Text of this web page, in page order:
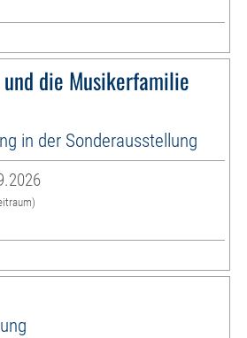
und die Musikerfamilie
in der Sonderausstellung